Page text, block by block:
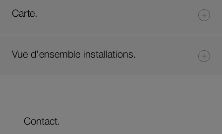
Carte.
Vue d’ensemble installations.
Contact.